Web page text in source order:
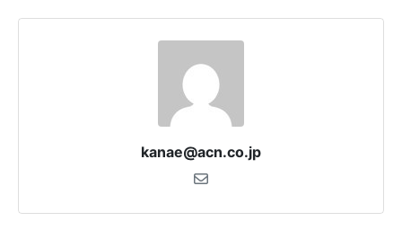
kanae@acn.co.jp